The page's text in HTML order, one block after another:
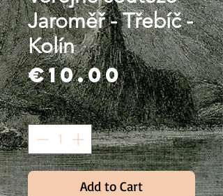
Jaroměř - Třebíč -
Kolín
€10.00Price
Quantity*
Add to Cart